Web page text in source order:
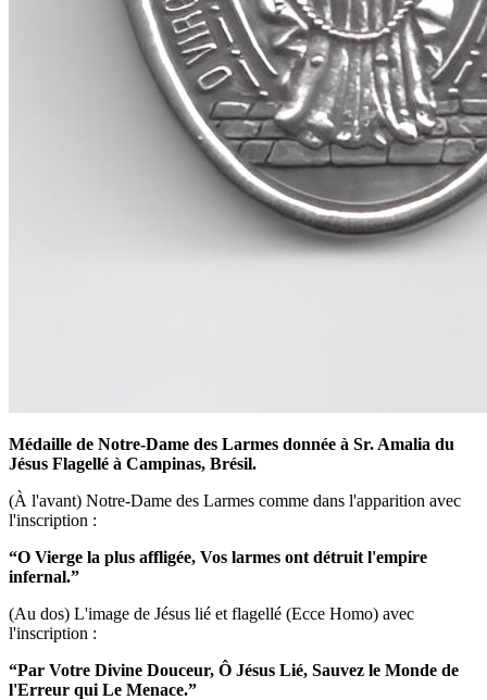
Médaille de Notre-Dame des Larmes donnée à Sr. Amalia du
Jésus Flagellé à Campinas, Brésil.
(À l'avant) Notre-Dame des Larmes comme dans l'apparition avec
l'inscription :
“O Vierge la plus affligée, Vos larmes ont détruit l'empire
infernal.”
(Au dos) L'image de Jésus lié et flagellé (Ecce Homo) avec
l'inscription :
“Par Votre Divine Douceur, Ô Jésus Lié, Sauvez le Monde de
l'Erreur qui Le Menace.”